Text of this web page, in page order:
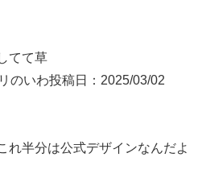
てて草
のいわ投稿日：2025/03/02
れ半分は公式デザインなんだよ